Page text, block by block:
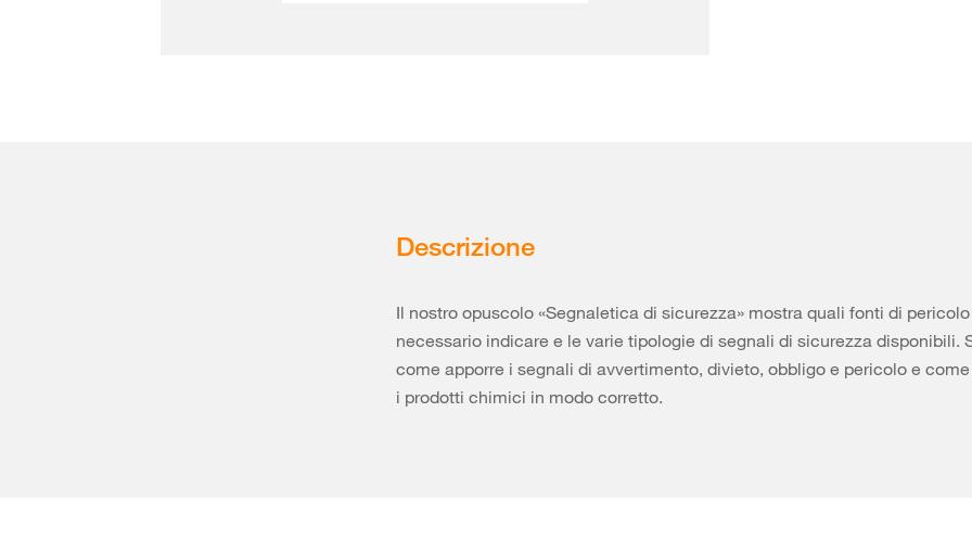
Descrizione
Il nostro opuscolo «Segnaletica di sicurezza» mostra quali fonti di pericolo
necessario indicare e le varie tipologie di segnali di sicurezza disponibili.
come apporre i segnali di avvertimento, divieto, obbligo e pericolo e
i prodotti chimici in modo corretto.